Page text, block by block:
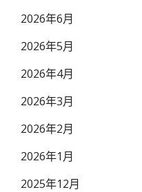
2026年6月
2026年5月
2026年4月
2026年3月
2026年2月
2026年1月
2025年12月